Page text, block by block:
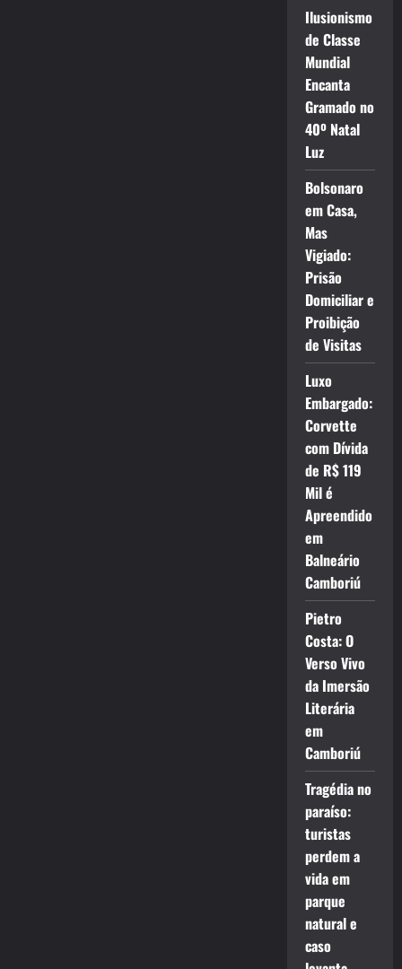
Ilusionismo
de Classe
Mundial
Encanta
Gramado no
40º Natal
Luz
Bolsonaro
em Casa,
Mas
Vigiado:
Prisão
Domiciliar e
Proibição
de Visitas
Luxo
Embargado:
Corvette
com Dívida
de R$ 119
Mil é
Apreendido
em
Balneário
Camboriú
Pietro
Costa: O
Verso Vivo
da Imersão
Literária
em
Camboriú
Tragédia no
paraíso:
turistas
perdem a
vida em
parque
natural e
caso